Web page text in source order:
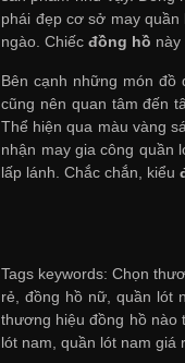
phái đẹp cơ sở may quần
ngào. Chiếcđồng hồ này
Bên cạnh những món
cũng nên quan tâm đến
Thể hiện qua màu vàng
nhận may gia công quần
lấp lánh. Chắc chắn, kiểu
Tags keywords: Chọn
rẻ, đồng hồ nữ, quần lót
thương hiệu đồng hồ nào
lót nam,quần lót nam giá